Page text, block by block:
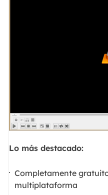
Lo más destacado:
Completamente
multiplataforma